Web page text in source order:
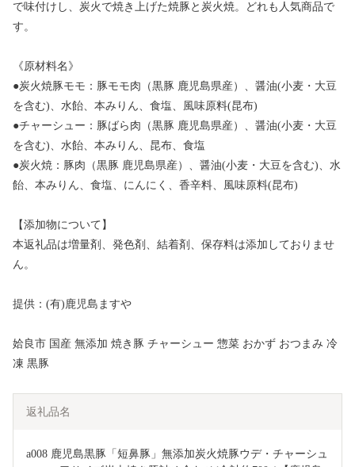
で味付けし、炭火で焼き上げた焼豚と炭火焼。どれも人気商品で
す。
《原材料名》
●炭火焼豚モモ：豚モモ肉（黒豚 鹿児島県産）、醤油(小麦・大豆
を含む)、水飴、本みりん、食塩、風味原料(昆布)
●チャーシュー：豚ばら肉（黒豚 鹿児島県産）、醤油(小麦・大豆
を含む)、水飴、本みりん、昆布、食塩
●炭火焼：豚肉（黒豚 鹿児島県産）、醤油(小麦・大豆を含む)、水
飴、本みりん、食塩、にんにく、香辛料、風味原料(昆布)
【添加物について】
本返礼品は増量剤、発色剤、結着剤、保存料は添加しておりませ
ん。
提供：(有)鹿児島ますや
姶良市 国産 無添加 焼き豚 チャーシュー 惣菜 おかず おつまみ 冷
凍 黒豚
返礼品名
a008 鹿児島黒豚「短鼻豚」無添加炭火焼豚ウデ・チャーシュ